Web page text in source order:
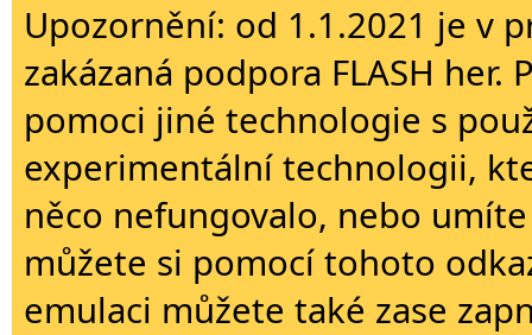
Upozornění: od 1.1.2021 je v
zakázaná podpora FLASH
pomoci jiné technologie s
experimentální technologii,
něco nefungovalo, nebo
můžete si pomocí tohoto
emulaci můžete také zase